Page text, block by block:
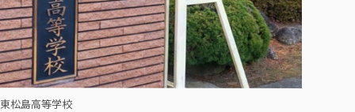
東松島高等学校